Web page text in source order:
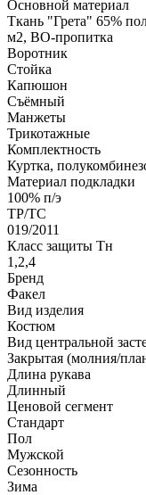
Основной материал
Ткань "Грета" 65%
м2, ВО-пропитка
Воротник
Стойка
Капюшон
Съёмный
Манжеты
Трикотажные
Комплектность
Куртка,
Материал подкладки
100% п/э
ТР/ТС
019/2011
Класс защиты Тн
1,2,4
Бренд
Факел
Вид изделия
Костюм
Вид центральной
Закрытая (молния/
Длина рукава
Длинный
Ценовой сегмент
Стандарт
Пол
Мужской
Сезонность
Зима